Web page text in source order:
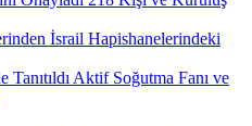
İsrail Hapishanelerindeki
Aktif Soğutma Fanı ve